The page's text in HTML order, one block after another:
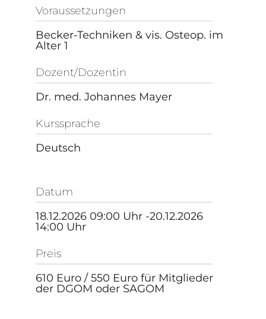
Voraussetzungen
Becker-Techniken & vis. Osteop. im
Alter 1
Dozent/Dozentin
Dr. med. Johannes Mayer
Kurssprache
Deutsch
Datum
18.12.2026 09:00 Uhr -20.12.2026
14:00 Uhr
Preis
610 Euro / 550 Euro für Mitglieder
der DGOM oder SAGOM